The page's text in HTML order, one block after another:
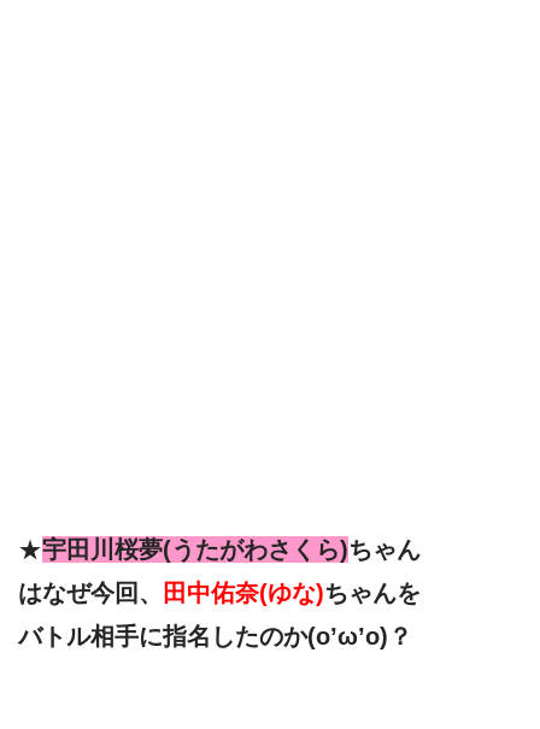
★宇田川桜夢(うたがわさくら)ちゃん
はなぜ今回、 田中佑奈(ゆな)ちゃんを
バトル相手に指名したのか(o’ω’o)？